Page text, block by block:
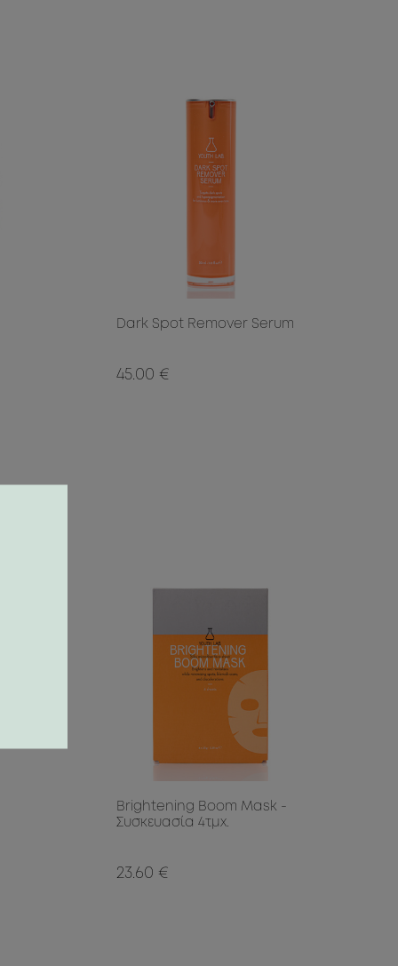
Dark Spot Remover Serum
45.00 €
Brightening Boom Mask -
Συσκευασία 4τμχ.
23.60 €